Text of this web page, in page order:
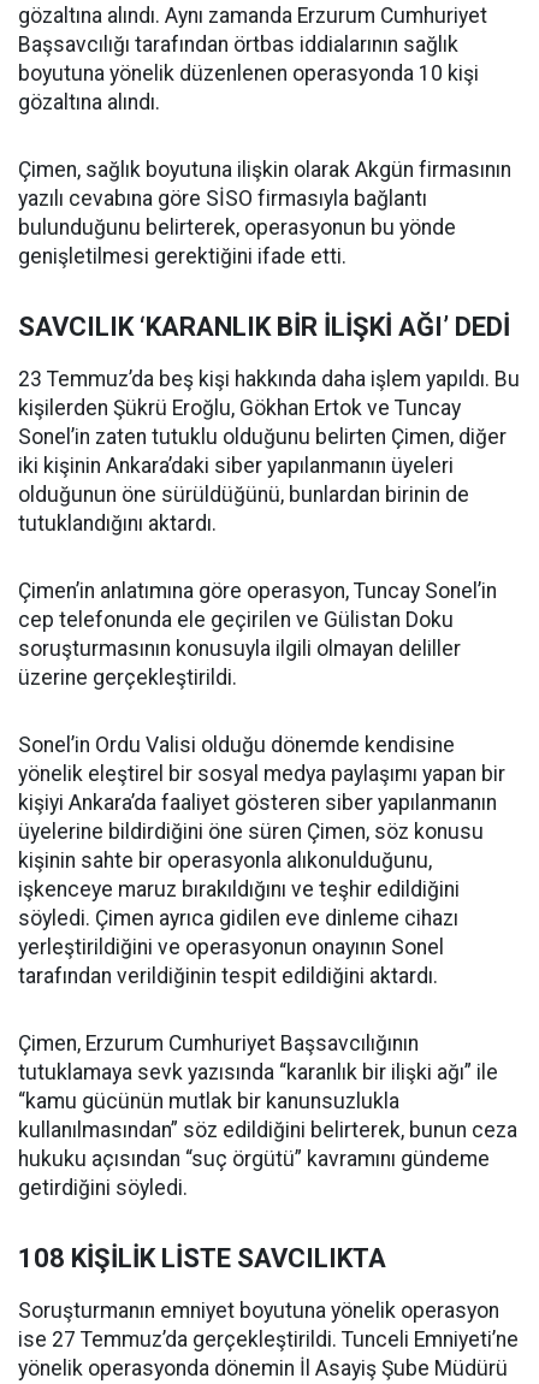
gözaltına alındı. Aynı zamanda Erzurum Cumhuriyet
Başsavcılığı tarafından örtbas iddialarının sağlık
boyutuna yönelik düzenlenen operasyonda 10 kişi
gözaltına alındı.
Çimen, sağlık boyutuna ilişkin olarak Akgün firmasının
yazılı cevabına göre SİSO firmasıyla bağlantı
bulunduğunu belirterek, operasyonun bu yönde
genişletilmesi gerektiğini ifade etti.
SAVCILIK ‘KARANLIK BİR İLİŞKİ AĞI’ DEDİ
23 Temmuz’da beş kişi hakkında daha işlem yapıldı. Bu
kişilerden Şükrü Eroğlu, Gökhan Ertok ve Tuncay
Sonel’in zaten tutuklu olduğunu belirten Çimen, diğer
iki kişinin Ankara’daki siber yapılanmanın üyeleri
olduğunun öne sürüldüğünü, bunlardan birinin de
tutuklandığını aktardı.
Çimen’in anlatımına göre operasyon, Tuncay Sonel’in
cep telefonunda ele geçirilen ve Gülistan Doku
soruşturmasının konusuyla ilgili olmayan deliller
üzerine gerçekleştirildi.
Sonel’in Ordu Valisi olduğu dönemde kendisine
yönelik eleştirel bir sosyal medya paylaşımı yapan bir
kişiyi Ankara’da faaliyet gösteren siber yapılanmanın
üyelerine bildirdiğini öne süren Çimen, söz konusu
kişinin sahte bir operasyonla alıkonulduğunu,
işkenceye maruz bırakıldığını ve teşhir edildiğini
söyledi. Çimen ayrıca gidilen eve dinleme cihazı
yerleştirildiğini ve operasyonun onayının Sonel
tarafından verildiğinin tespit edildiğini aktardı.
Çimen, Erzurum Cumhuriyet Başsavcılığının
tutuklamaya sevk yazısında “karanlık bir ilişki ağı” ile
“kamu gücünün mutlak bir kanunsuzlukla
kullanılmasından” söz edildiğini belirterek, bunun ceza
hukuku açısından “suç örgütü” kavramını gündeme
getirdiğini söyledi.
108 KİŞİLİK LİSTE SAVCILIKTA
Soruşturmanın emniyet boyutuna yönelik operasyon
ise 27 Temmuz’da gerçekleştirildi. Tunceli Emniyeti’ne
yönelik operasyonda dönemin İl Asayiş Şube Müdürü